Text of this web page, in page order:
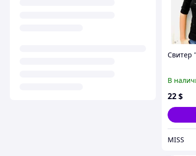
Свитер
В
22$
MISS